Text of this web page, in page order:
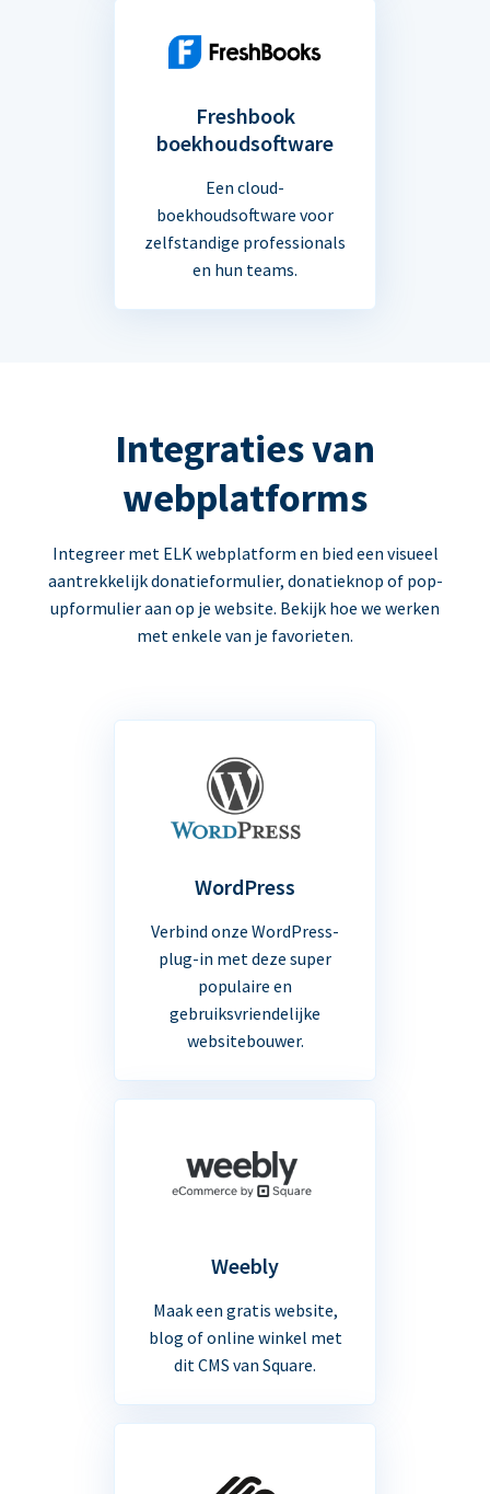
Freshbook
boekhoudsoftware
Een cloud-
boekhoudsoftware voor
zelfstandige professionals
en hun teams.
Integraties van
webplatforms
Integreer met ELK webplatform en bied een visueel
aantrekkelijk donatieformulier, donatieknop of pop-
upformulier aan op je website. Bekijk hoe we werken
met enkele van je favorieten.
WordPress
Verbind onze WordPress-
plug-in met deze super
populaire en
gebruiksvriendelijke
websitebouwer.
Weebly
Maak een gratis website,
blog of online winkel met
dit CMS van Square.